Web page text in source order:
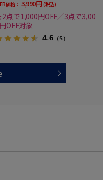
価格： 3,990円 (税込)
点で1,000円OFF／3点で3,00
OFF対象
4.6 （5）